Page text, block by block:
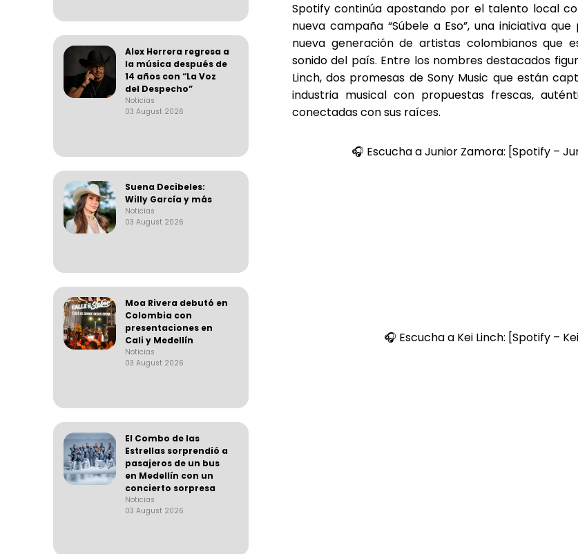
Alex Herrera regresa a
la música después de
14 años con “La Voz
del Despecho”
Noticias
03 August 2026
Suena Decibeles:
Willy García y más
Noticias
03 August 2026
Moa Rivera debutó en
Colombia con
presentaciones en
Cali y Medellín
Noticias
03 August 2026
El Combo de las
Estrellas sorprendió a
pasajeros de un bus
en Medellín con un
concierto sorpresa
Noticias
03 August 2026
Spotify continúa apostando por el talento local
nueva campaña “Súbele a Eso”, una iniciativa
nueva generación de artistas colombianos que
sonido del país. Entre los nombres destacados
Linch, dos promesas de Sony Music que están
industria musical con propuestas frescas,
conectadas con sus raíces.
🎧 Escucha a Junior Zamora: [Spotify –
🎧 Escucha a Kei Linch: [Spotify –